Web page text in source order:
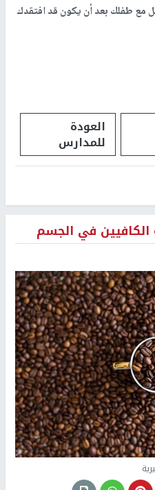
مع طفلك بعد أن يكون قد افتقدك
العودة
للمدارس
في الجسم